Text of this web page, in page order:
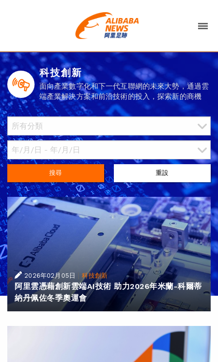
科技創新
面向產業數字化和下一代互聯網的未來大勢，通過雲
端產業解決方案和前沿技術的投入，探索新的商機
搜尋 重設
2026年02月05日 |科技創新
阿里雲憑藉創新雲端AI技術 助力2026年米蘭-科爾蒂
納丹佩佐冬季奧運會